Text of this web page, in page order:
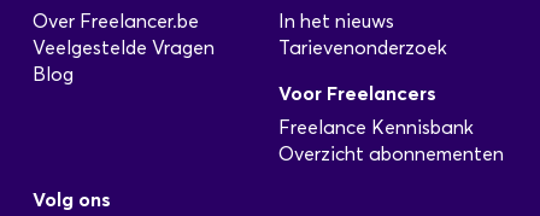
Over Freelancer.be
Veelgestelde Vragen
Blog
In het nieuws
Tarievenonderzoek
Voor Freelancers
Freelance Kennisbank
Overzicht abonnementen
Volg ons